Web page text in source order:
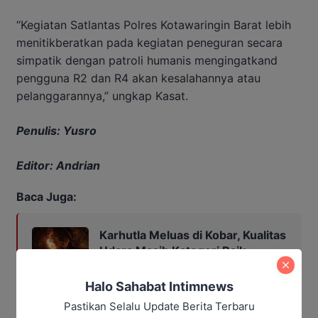
“Kegiatan Satlantas Polres Kotawaringin Barat lebih
menitikberatkan pada kegiatan peneguran secara
simpatik dengan patroli humanis mengingatkand
pengguna R2 dan R4 akan kesalahannya atau
pelanggarannya,” ungkap Kasat.
Penulis: Yusro
Editor: Andrian
Baca Juga:
Karhutla Meluas di Kobar, Kualitas
Udara Masih Kategori Baik
kotawaringin barat
Halo Sahabat Intimnews
Pastikan Selalu Update Berita Terbaru